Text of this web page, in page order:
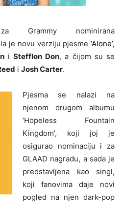
Grammy nominirana
je novu verziju pjesme‘Alone’,
iStefflon Don, a čijom su se
i Josh Carter.
Pjesma se nalazi na
njenom drugom albumu
‘Hopeless Fountain
Kingdom’, koji joj je
osigurao nominaciju i za
GLAAD nagradu, a sada je
predstavljena kao singl,
koji fanovima daje novi
pogled na njen dark-pop